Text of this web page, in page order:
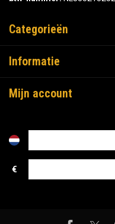
Categorieën
Informatie
Mijn account
€